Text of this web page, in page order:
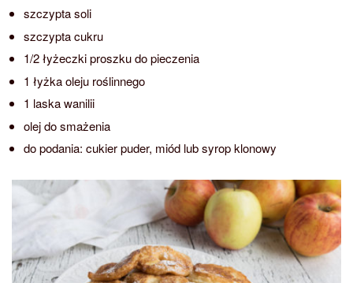
szczypta soli
szczypta cukru
1/2 łyżeczki proszku do pieczenia
1 łyżka oleju roślinnego
1 laska wanilii
olej do smażenia
do podania: cukier puder, miód lub syrop klonowy